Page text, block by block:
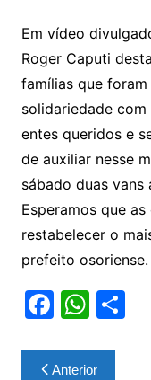
Em vídeo
Roger Caputi
famílias que foram
solidariedade com
entes queridos e
de auxiliar nesse
sábado duas vans
Esperamos que
restabelecer o
prefeito osoriense.
F
c
W
at
S
Navegação
Anterior